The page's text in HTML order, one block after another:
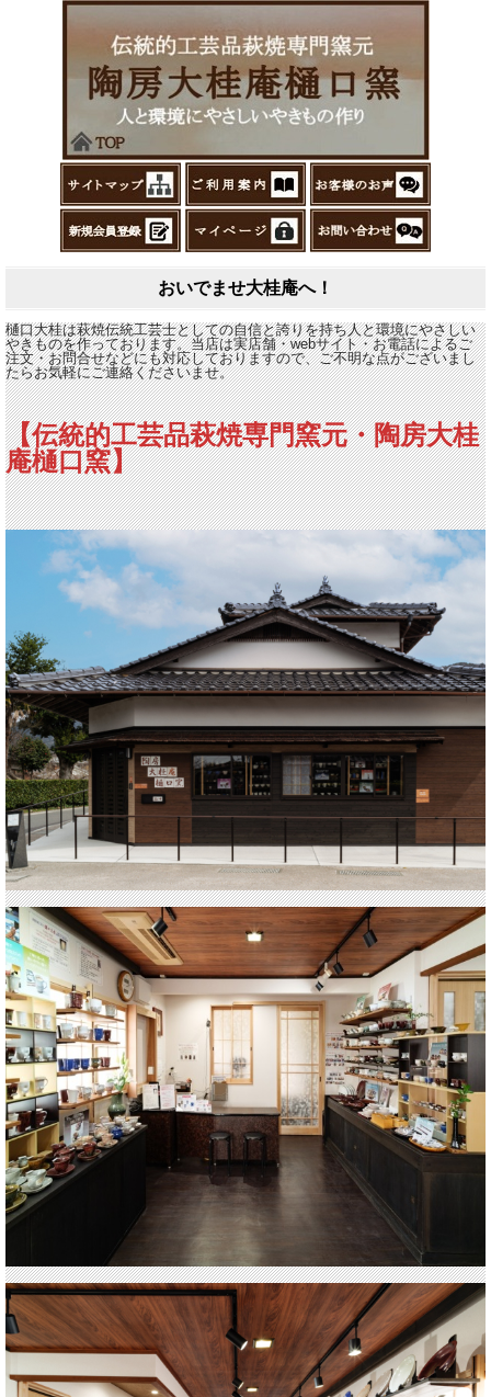
おいでませ大桂庵へ！
樋口大桂は萩焼伝統工芸士としての自信と誇りを持ち人と環境にやさしい
やきものを作っております。当店は実店舗・webサイト・お電話によるご
注文・お問合せなどにも対応しておりますので、ご不明な点がございまし
たらお気軽にご連絡くださいませ。
【伝統的工芸品萩焼専門窯元・陶房大桂
庵樋口窯】